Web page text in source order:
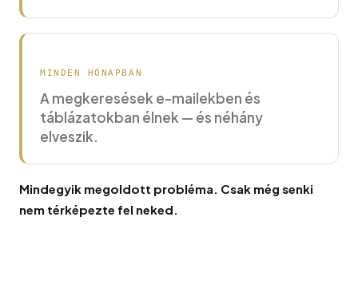
MINDEN HÓNAPBAN
A megkeresések e-mailekben és
táblázatokban élnek — és néhány
elveszik.
Mindegyik megoldott probléma. Csak még senki
nem térképezte fel neked.